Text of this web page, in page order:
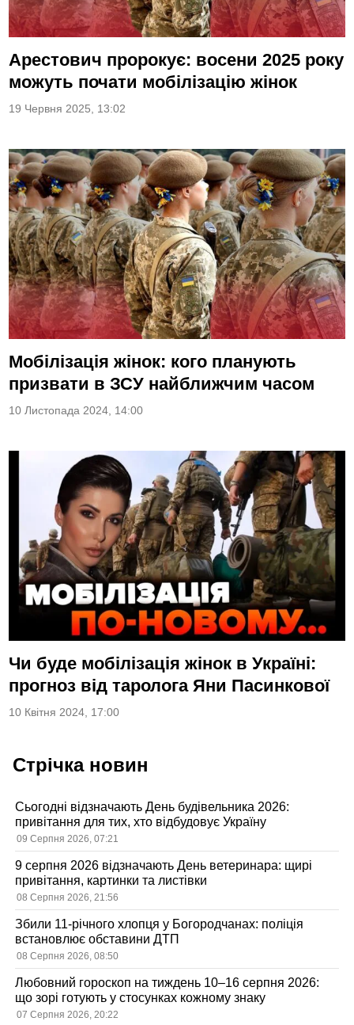
Арестович пророкує: восени 2025 року
можуть почати мобілізацію жінок
19 Червня 2025, 13:02
Мобілізація жінок: кого планують
призвати в ЗСУ найближчим часом
10 Листопада 2024, 14:00
Чи буде мобілізація жінок в Україні:
прогноз від таролога Яни Пасинкової
10 Квітня 2024, 17:00
Стрічка новин
Сьогодні відзначають День будівельника 2026:
привітання для тих, хто відбудовує Україну
09 Серпня 2026, 07:21
9 серпня 2026 відзначають День ветеринара: щирі
привітання, картинки та листівки
08 Серпня 2026, 21:56
Збили 11-річного хлопця у Богородчанах: поліція
встановлює обставини ДТП
08 Серпня 2026, 08:50
Любовний гороскоп на тиждень 10–16 серпня 2026:
що зорі готують у стосунках кожному знаку
07 Серпня 2026, 20:22